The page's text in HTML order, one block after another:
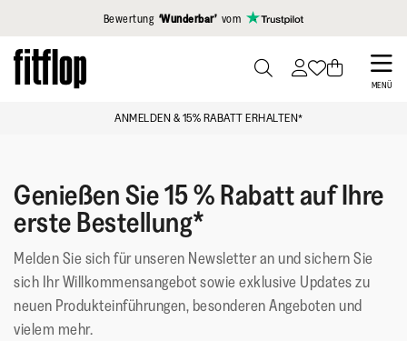
Klicken Sie hier, um unsere Erklärung zur Barrierefreiheit
Bewertung ‘Wunderbar’ vom
Skip
to
MENÜ
TO
ANMELDEN & 15% RABATT ERHALTEN*
Genießen Sie 15 % Rabatt auf Ihre
erste Bestellung*
Melden Sie sich für unseren Newsletter an und sichern Sie
sich Ihr Willkommensangebot sowie exklusive Updates zu
neuen Produkteinführungen, besonderen Angeboten und
vielem mehr.